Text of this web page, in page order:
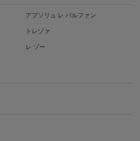
アプソリュ レ パルファン
トレゾァ
レ ゾー